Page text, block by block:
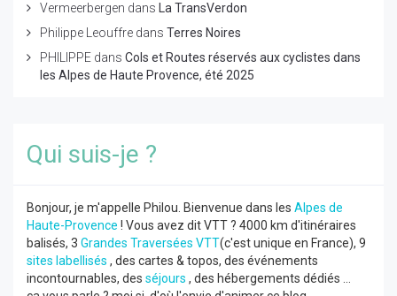
Vermeerbergen dans
La TransVerdon
Philippe Leouffre dans Terres Noires
PHILIPPE dans Cols et Routes réservés aux cyclistes dans
les Alpes de Haute Provence, été 2025
Qui suis-je ?
Bonjour, je m'appelle Philou. Bienvenue dans les Alpes de
Haute-Provence ! Vous avez dit VTT ? 4000 km d'itinéraires
balisés, 3 Grandes Traversées VTT(c'est unique en France), 9
sites labellisés , des cartes & topos, des événements
incontournables, des séjours , des hébergements dédiés ...